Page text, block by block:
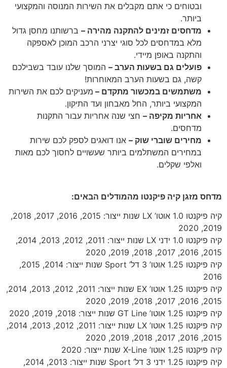
ובטוחים כי אתם מקבלים את השירות המנוסה והמקצועי
ביותר.
מדחסים זמינים להתקנה מהירה – ברשותנו מחסן גדול
מלא במדחסים לכל סוגי יצרני הרכב המוכן לאספקה
והתקנה באופן מיידי.
פועלים גם בשעות הערב – המוסך שלנו עובד בשבילכם
קשה, גם בשעות הערב המאוחרות!
משתמשים במכשור מתקדם –מעניקים לכם את השירות
המקצועי ביותר, החל מאבחון ועד התיקון.
אחריות מקיפה – חצי שנה אחריות עבור התקנות
מדחסים.
מחירים שוברי שוק – אנו דואגים לספק לכם שירות
במחירים המשתלמים ביותר שעשויים לחסוך לכם מאות
ואלפי שקלים.
מדחס מזגן קיה פיקנטו מהמודלים הבאים:
קיה פיקנטו 1.0 אוטו’ LX שנות ייצור: 2015, 2016, 2017, 2018,
2019, 2020
קיה פיקנטו 1.0 ידני LX שנות ייצור: 2011, 2012, 2013, 2014,
2015, 2016, 2017, 2018, 2019, 2020
קיה פיקנטו 1.25 אוטו’ 3 דל’ Sport שנות ייצור: 2014, 2015,
2016
קיה פיקנטו 1.25 אוטו’ EX שנות ייצור: 2011, 2012, 2013, 2014,
2015, 2016, 2017, 2018, 2019, 2020
קיה פיקנטו 1.25 אוטו’ GT Line שנות ייצור: 2018, 2019, 2020
קיה פיקנטו 1.25 אוטו’ LX שנות ייצור: 2011, 2012, 2013, 2014,
2015, 2016, 2017, 2018, 2019, 2020
קיה פיקנטו 1.25 אוטו’ X-Line שנות ייצור: 2020
קיה פיקנטו 1.25 ידני 3 דל’ Sport שנות ייצור: 2013, 2014,